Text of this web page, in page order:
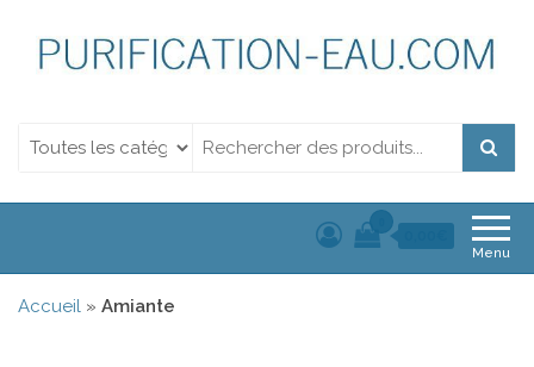
Purification de l'eau.
Filtration et
Désinfection Uv
Menu
Accueil » Amiante